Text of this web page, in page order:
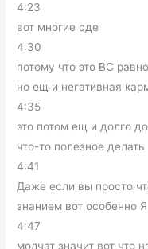
4:23
вот многие сде
4:30
потому что это ВС
но ещ и негативная
4:35
это потом ещ и долго
что-то полезное делать
4:41
Даже если вы просто
знанием вот особенно
4:47
молчат значит вот что